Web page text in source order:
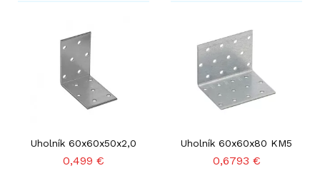
Uholník 60x60x50x2,0
0,499 €
Uholník 60x60x80 KM5
0,6793 €